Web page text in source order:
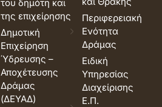
του δημότη και
της επιχείρησης
Δημοτική
Επιχείρηση
Ύδρευσης –
Αποχέτευσης
Δράμας
(ΔΕΥΑΔ)
Περιφερειακή
Ενότητα
Δράμας
Ειδική
Υπηρεσίας
Διαχείρισης
Ε.Π.